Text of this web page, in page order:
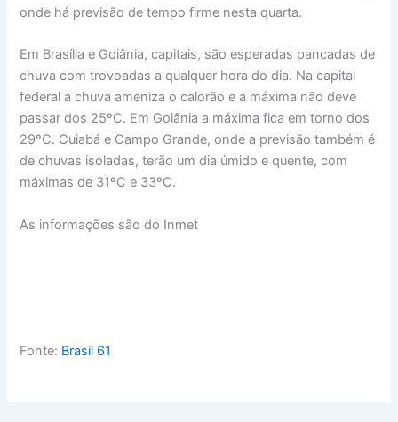
onde há previsão de tempo firme nesta quarta.
Em Brasília e Goiânia, capitais, são esperadas pancadas de
chuva com trovoadas a qualquer hora do dia. Na capital
federal a chuva ameniza o calorão e a máxima não deve
passar dos 25ºC. Em Goiânia a máxima fica em torno dos
29ºC. Cuiabá e Campo Grande, onde a previsão também é
de chuvas isoladas, terão um dia úmido e quente, com
máximas de 31ºC e 33ºC.
As informações são do Inmet
Fonte: Brasil 61